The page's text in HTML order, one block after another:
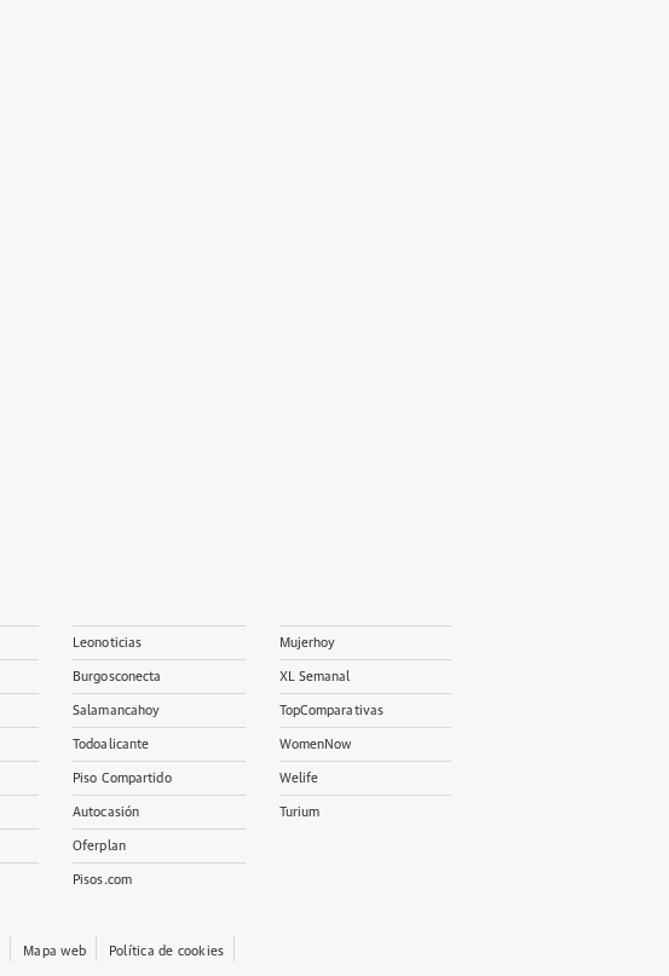
Leonoticias
Burgosconecta
Salamancahoy
Todoalicante
Piso Compartido
Autocasión
Oferplan
Pisos.com
Mujerhoy
XL Semanal
TopComparativas
WomenNow
Welife
Turium
Mapa web Política de cookies